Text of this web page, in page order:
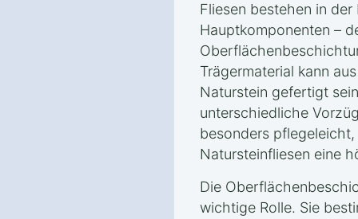
Fliesen bestehen in der
Hauptkomponenten –
Trägermaterial kann
Naturstein gefertigt
unterschiedliche
besonders
Natursteinfliesen eine
Die
wichtige Rolle. Sie